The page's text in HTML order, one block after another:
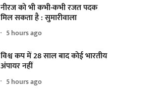
नीरज को भी कभी-कभी रजत पदक
मिल सकता है : सुमारीवाला
5 hours ago
विश्व कप में 28 साल बाद कोई भारतीय
अंपायर नहीं
5 hours ago